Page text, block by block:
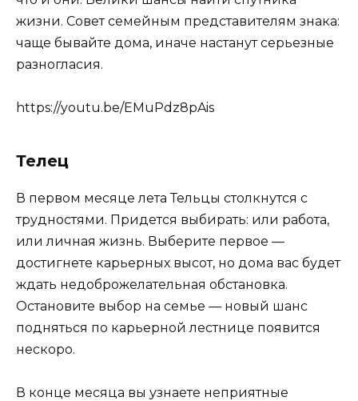
жизни. Совет семейным представителям знака:
чаще бывайте дома, иначе настанут серьезные
разногласия.
https://youtu.be/EMuPdz8pAis
Телец
В первом месяце лета Тельцы столкнутся с
трудностями. Придется выбирать: или работа,
или личная жизнь. Выберите первое —
достигнете карьерных высот, но дома вас будет
ждать недоброжелательная обстановка.
Остановите выбор на семье — новый шанс
подняться по карьерной лестнице появится
нескоро.
В конце месяца вы узнаете неприятные